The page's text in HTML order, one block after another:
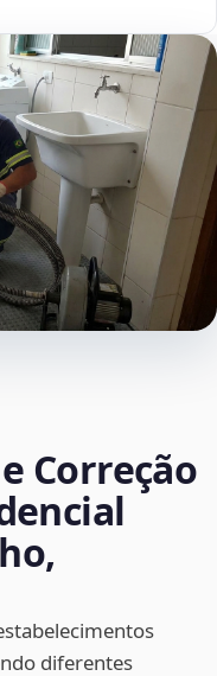
Correção
diferentes